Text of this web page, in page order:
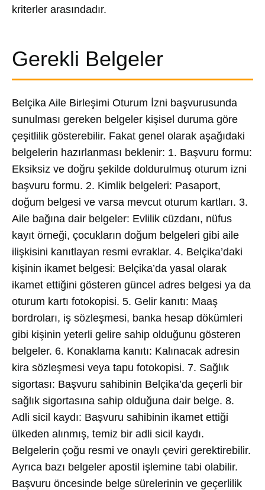
kriterler arasındadır.
Gerekli Belgeler
Belçika Aile Birleşimi Oturum İzni başvurusunda
sunulması gereken belgeler kişisel duruma göre
çeşitlilik gösterebilir. Fakat genel olarak aşağıdaki
belgelerin hazırlanması beklenir: 1. Başvuru formu:
Eksiksiz ve doğru şekilde doldurulmuş oturum izni
başvuru formu. 2. Kimlik belgeleri: Pasaport,
doğum belgesi ve varsa mevcut oturum kartları. 3.
Aile bağına dair belgeler: Evlilik cüzdanı, nüfus
kayıt örneği, çocukların doğum belgeleri gibi aile
ilişkisini kanıtlayan resmi evraklar. 4. Belçika’daki
kişinin ikamet belgesi: Belçika’da yasal olarak
ikamet ettiğini gösteren güncel adres belgesi ya da
oturum kartı fotokopisi. 5. Gelir kanıtı: Maaş
bordroları, iş sözleşmesi, banka hesap dökümleri
gibi kişinin yeterli gelire sahip olduğunu gösteren
belgeler. 6. Konaklama kanıtı: Kalınacak adresin
kira sözleşmesi veya tapu fotokopisi. 7. Sağlık
sigortası: Başvuru sahibinin Belçika’da geçerli bir
sağlık sigortasına sahip olduğuna dair belge. 8.
Adli sicil kaydı: Başvuru sahibinin ikamet ettiği
ülkeden alınmış, temiz bir adli sicil kaydı.
Belgelerin çoğu resmi ve onaylı çeviri gerektirebilir.
Ayrıca bazı belgeler apostil işlemine tabi olabilir.
Başvuru öncesinde belge sürelerinin ve geçerlilik